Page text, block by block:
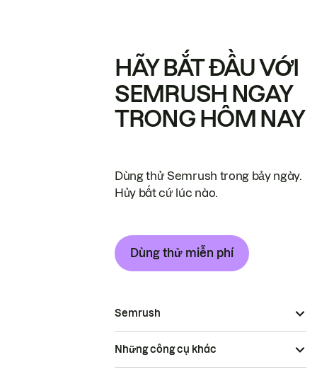
HÃY BẮT ĐẦU VỚI
SEMRUSH NGAY
TRONG HÔM NAY
Dùng thử Semrush trong bảy ngày.
Hủy bất cứ lúc nào.
Dùng thử miễn phí
Semrush
Những công cụ khác